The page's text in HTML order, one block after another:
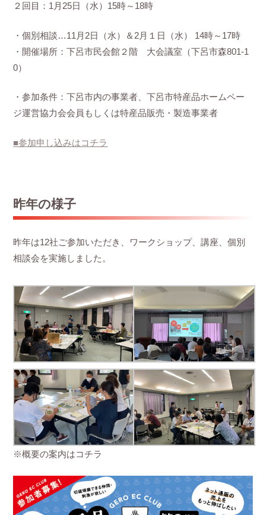
２回目：1月25日（水）15時～18時
・個別相談…11月2日（水）＆2月１日（水） 14時～17時
・開催場所：下呂市民会館２階 大会議室（下呂市森801-1
0）
・参加条件：下呂市内の事業者、下呂市特産品ホームペー
ジ運営協力会会員もしくは特産品販売・製造事業者
■参加申し込みはコチラ
昨年の様子
昨年は12社ご参加いただき、ワークショップ、講座、個別
相談会を実施しました。
※概要の案内はコチラ